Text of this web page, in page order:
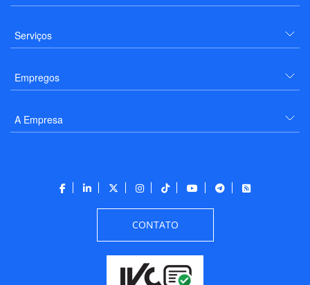
Serviços
Empregos
A Empresa
CONTATO